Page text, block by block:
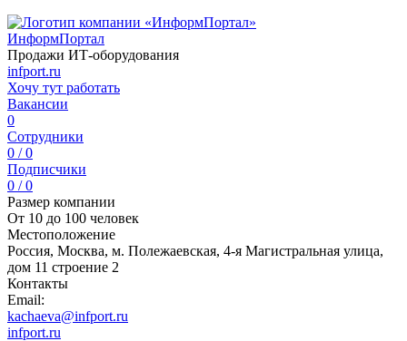
ИнформПортал
Продажи ИТ-оборудования
infport.ru
Хочу тут работать
Вакансии
0
Сотрудники
0 / 0
Подписчики
0 / 0
Размер компании
От 10 до 100 человек
Местоположение
Россия, Москва, м. Полежаевская, 4-я Магистральная улица,
дом 11 строение 2
Контакты
Email:
kachaeva@infport.ru
infport.ru